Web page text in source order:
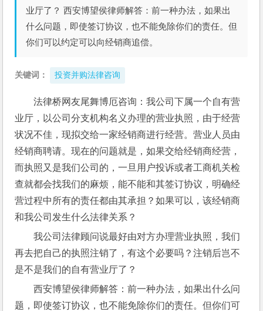
业厅了？ 西安博望侯律师解答：前一种办法，如果出
什么问题，即使签订协议，也不能免除你们的责任。但
你们可以约定可以向经销商追偿。
关键词： 投资并购法律咨询
法律桥网友尾舞博厄咨询：我公司下属一个自有营
业厅，以公司分支机构名义办理的营业执照，由于经营
状况不佳，现拟交给一家经销商进行经营。营业人员由
经销商聘请。现在的问题就是，如果交给经销商经营，
而执照又是我们公司的，一旦用户投诉或者工商机关检
查就都会找我们的麻烦，能不能和其签订协议，明确经
营过程中所有的责任都由其承担？如果可以，该经销商
和我公司发生什么法律关系？
我公司法律顾问说最好由对方办理营业执照，我们
再去把自己的执照注销了，有这个必要吗？注销后岂不
是不是我们的自有营业厅了？
西安博望侯律师解答：前一种办法，如果出什么问
题，即使签订协议，也不能免除你们的责任。但你们可